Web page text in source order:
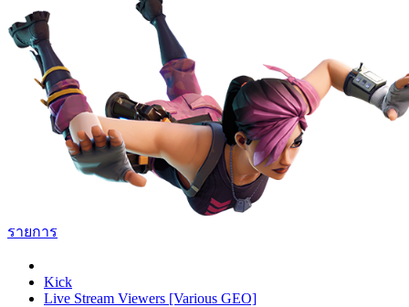
รายการ
Kick
Live Stream Viewers [Various GEO]